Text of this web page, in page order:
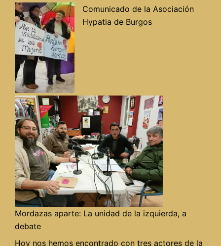
Comunicado de la Asociación
Hypatia de Burgos
Mordazas aparte: La unidad de la izquierda, a
debate
Hoy nos hemos encontrado con tres actores de la